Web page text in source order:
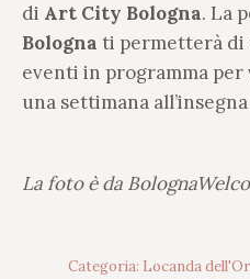
di Art City Bologna. La
Bologna ti permetterà di
eventi in programma per
una settimana
La foto è da
Categoria: Locanda